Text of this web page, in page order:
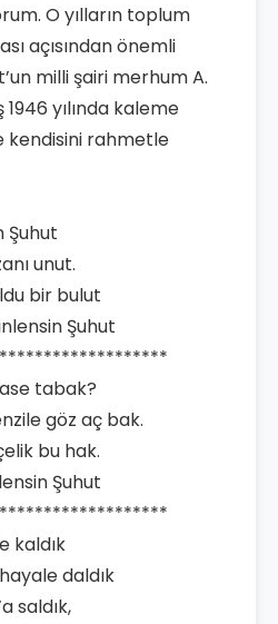
O yılların toplum
açısından önemli
milli şairi merhum A.
1946 yılında kaleme
kendisini rahmetle
Şuhut
unut.
bir bulut
Şuhut
tabak?
göz aç bak.
bu hak.
Şuhut
kaldık
daldık
saldık,